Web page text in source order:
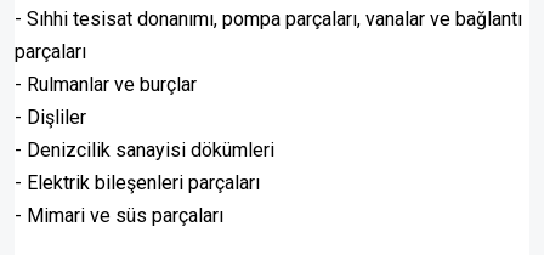
- Sıhhi tesisat donanımı, pompa parçaları, vanalar ve bağlantı
parçaları
- Rulmanlar ve burçlar
- Dişliler
- Denizcilik sanayisi dökümleri
- Elektrik bileşenleri parçaları
- Mimari ve süs parçaları